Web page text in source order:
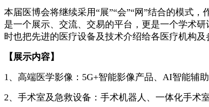
本届医博会将继续采用“展”“会”“网”结合的模式
是一个展示、交流、交易的平台，更是一个学术
时也把先进的医疗设备及技术介绍给各医疗机构
【展示内容】
1、高端医学影像：5G+智能影像产品、AI智能辅
2、手术室及急救设备：手术机器人、一体化手术